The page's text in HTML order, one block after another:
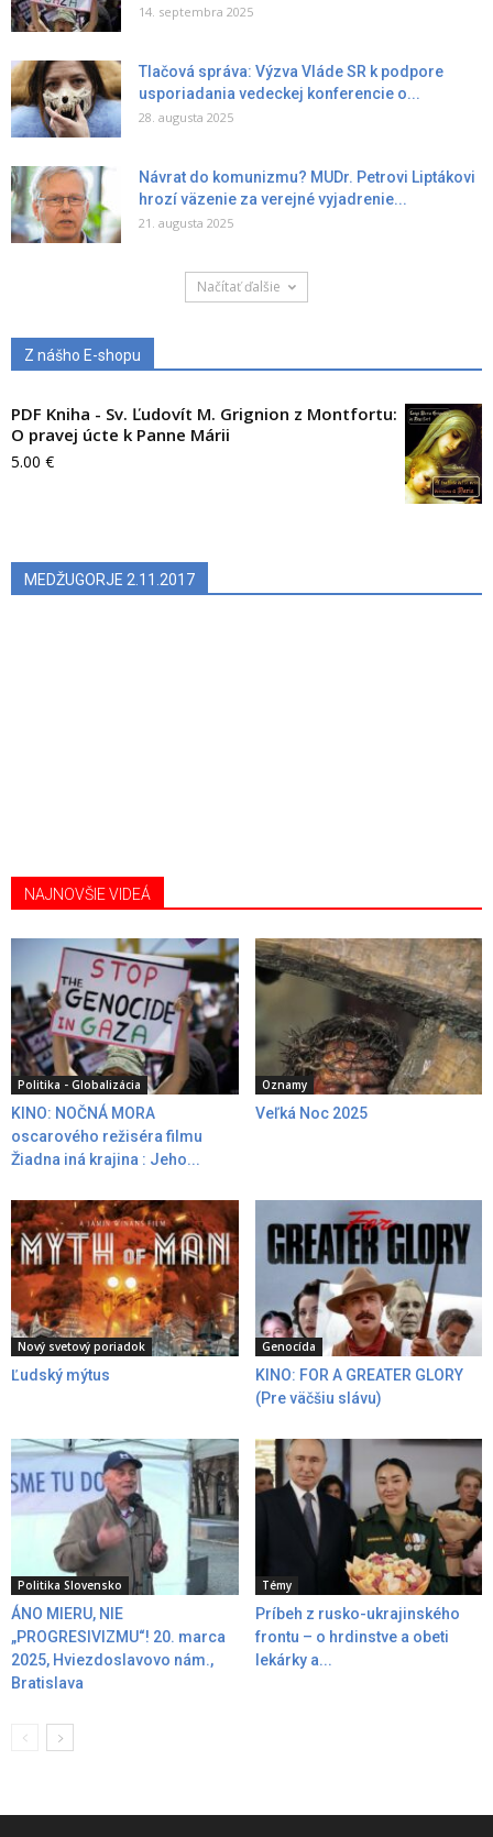
14. septembra 2025
Tlačová správa: Výzva Vláde SR k podpore
usporiadania vedeckej konferencie o...
28. augusta 2025
Návrat do komunizmu? MUDr. Petrovi Liptákovi
hrozí väzenie za verejné vyjadrenie...
21. augusta 2025
Načítať ďalšie
Z nášho E-shopu
PDF Kniha - Sv. Ľudovít M. Grignion z Montfortu:
O pravej úcte k Panne Márii
5.00 €
MEDŽUGORJE 2.11.2017
NAJNOVŠIE VIDEÁ
Politika - Globalizácia
KINO: NOČNÁ MORA
oscarového režiséra filmu
Žiadna iná krajina : Jeho...
Oznamy
Veľká Noc 2025
Nový svetový poriadok
Ľudský mýtus
Genocída
KINO: FOR A GREATER GLORY
(Pre väčšiu slávu)
Politika Slovensko
ÁNO MIERU, NIE
„PROGRESIVIZMU“! 20. marca
2025, Hviezdoslavovo nám.,
Bratislava
Témy
Príbeh z rusko-ukrajinského
frontu – o hrdinstve a obeti
lekárky a...